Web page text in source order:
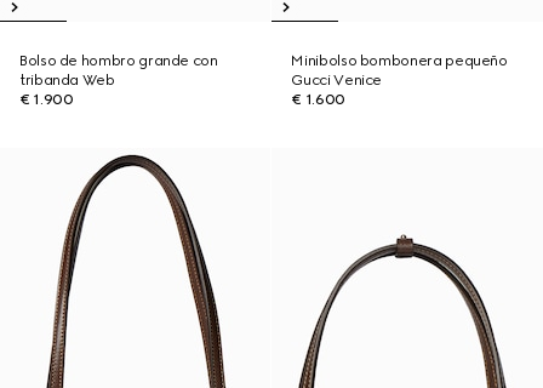
Bolso de hombro grande con
tribanda Web
€ 1.900
Minibolso bombonera pequeño
Gucci Venice
€ 1.600